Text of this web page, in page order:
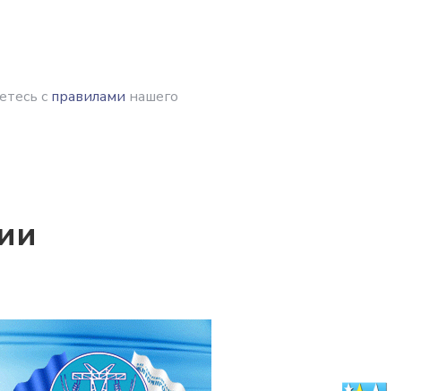
с правилами нашего